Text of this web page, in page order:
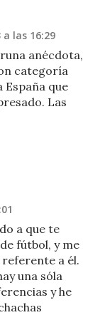
las 16:29
anécdota,
categoría
España que
Las
a que te
fútbol, y me
a él.
una sóla
y he